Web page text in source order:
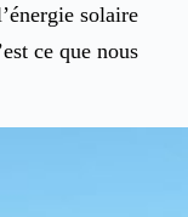
solaire
ce que nous